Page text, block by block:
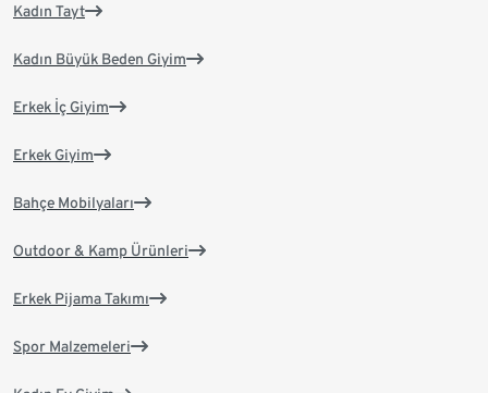
Kadın Tayt
Kadın Büyük Beden Giyim
Erkek İç Giyim
Erkek Giyim
Bahçe Mobilyaları
Outdoor & Kamp Ürünleri
Erkek Pijama Takımı
Spor Malzemeleri